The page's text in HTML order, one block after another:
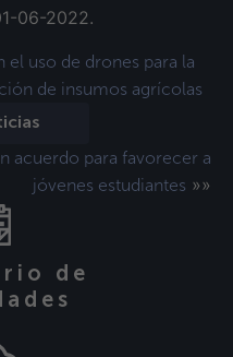
06-2022.
el uso de drones para la
de insumos agrícolas
acuerdo para favorecer a
jóvenes estudiantes »»
de